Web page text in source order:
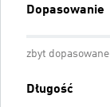
Dopasowanie
zbyt dopasowane
Długość